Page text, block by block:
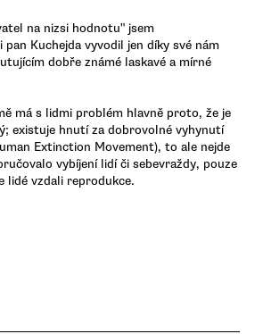
na nizsi hodnotu" jsem
Kuchejda vyvodil jen díky své nám
dobře známé laskavé a mírné
má s lidmi problém hlavně proto, že je
existuje hnutí za dobrovolné vyhynutí
Extinction Movement), to ale nejde
vybíjení lidí či sebevraždy, pouze
lidé vzdali reprodukce.